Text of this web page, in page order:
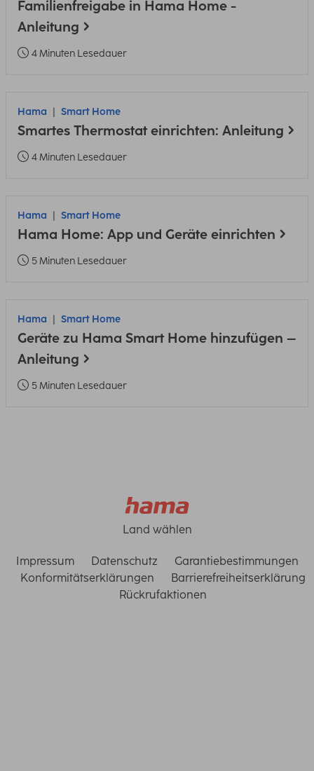
Familienfreigabe in Hama Home -
Anleitung
4 Minuten Lesedauer
Hama Smart Home
Smartes Thermostat einrichten: Anleitung
4 Minuten Lesedauer
Hama Smart Home
Hama Home: App und Geräte einrichten
5 Minuten Lesedauer
Hama Smart Home
Geräte zu Hama Smart Home hinzufügen –
Anleitung
5 Minuten Lesedauer
Land wählen
Impressum Datenschutz
Garantiebestimmungen
Konformitätserklärungen
Barrierefreiheitserklärung
Rückrufaktionen